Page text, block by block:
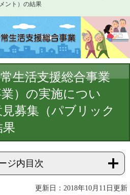
ント）の結果
生活支援総合事業
業）の実施につい
募集（パブリック
果
ジ内目次
更新日：2018年10月11日更新